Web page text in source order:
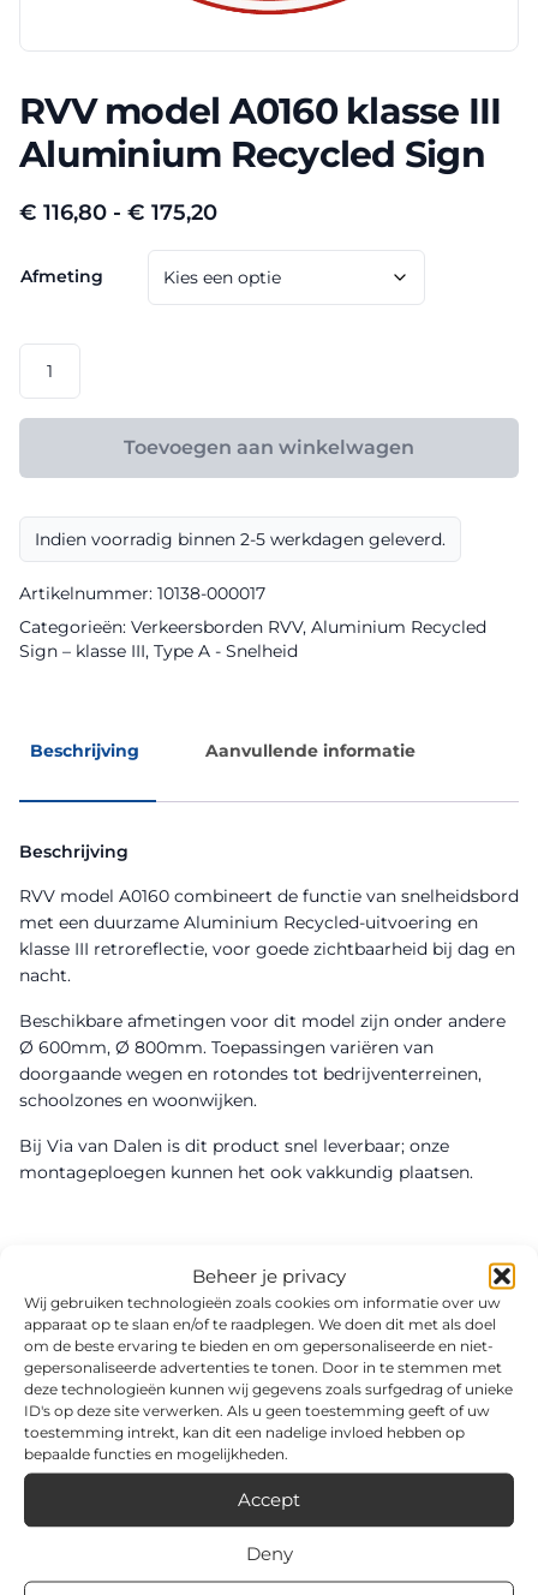
Beheer je privacy
Wij gebruiken technologieën zoals cookies om informatie over uw
apparaat op te slaan en/of te raadplegen. We doen dit met als doel
om de beste ervaring te bieden en om gepersonaliseerde en niet-
gepersonaliseerde advertenties te tonen. Door in te stemmen met
deze technologieën kunnen wij gegevens zoals surfgedrag of unieke
ID's op deze site verwerken. Als u geen toestemming geeft of uw
toestemming intrekt, kan dit een nadelige invloed hebben op
bepaalde functies en mogelijkheden.
Accept
Deny
RVV model A0160 klasse III
Aluminium Recycled Sign
€ 116,80 - € 175,20Prijsklasse:
€ 116,80
tot
€ 175,20
Afmeting
model
A0160
III
Recycled
Sign
aantal
Toevoegen aan winkelwagen
Indien voorradig binnen 2-5 werkdagen geleverd.
Artikelnummer: 10138-000017
Categorieën: Verkeersborden RVV, Aluminium Recycled
Sign – klasse III, Type A - Snelheid
Beschrijving Aanvullende informatie
Beschrijving
RVV model A0160 combineert de functie van snelheidsbord
met een duurzame Aluminium Recycled-uitvoering en
klasse III retroreflectie, voor goede zichtbaarheid bij dag en
nacht.
Beschikbare afmetingen voor dit model zijn onder andere
Ø 600mm, Ø 800mm. Toepassingen variëren van
doorgaande wegen en rotondes tot bedrijventerreinen,
schoolzones en woonwijken.
Bij Via van Dalen is dit product snel leverbaar; onze
montageploegen kunnen het ook vakkundig plaatsen.